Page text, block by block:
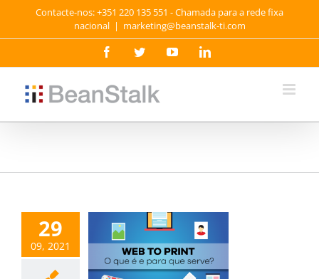
content
Contacte-nos: +351 220 135 551 - Chamada para a rede fixa
nacional | marketing@beanstalk-ti.com
FacebookTwitterYouTubeLinkedIn
29
09, 2021